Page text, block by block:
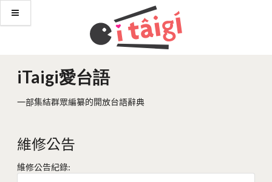
iTaigi愛台語
一部集結群眾編纂的開放台語辭典
維修公告
維修公告紀錄: